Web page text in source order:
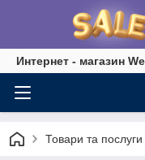
Интернет - магазин
Товари та послуги